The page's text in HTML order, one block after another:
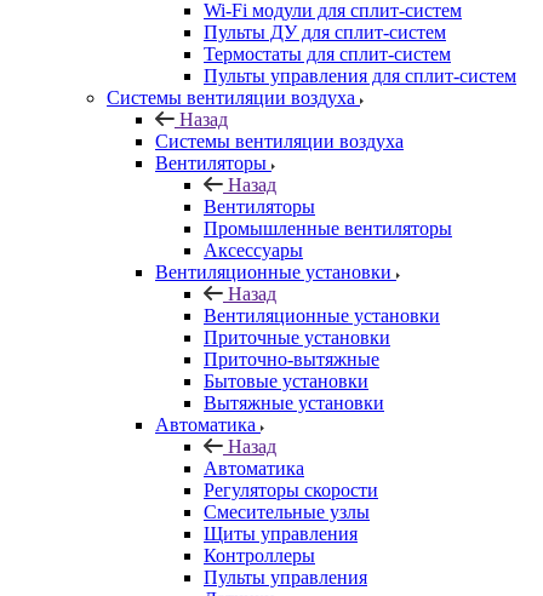
Wi-Fi модули для сплит-систем
Пульты ДУ для сплит-систем
Термостаты для сплит-систем
Пульты управления для сплит-систем
Системы вентиляции воздуха
Назад
Системы вентиляции воздуха
Вентиляторы
Назад
Вентиляторы
Промышленные вентиляторы
Аксессуары
Вентиляционные установки
Назад
Вентиляционные установки
Приточные установки
Приточно-вытяжные
Бытовые установки
Вытяжные установки
Автоматика
Назад
Автоматика
Регуляторы скорости
Смесительные узлы
Щиты управления
Контроллеры
Пульты управления